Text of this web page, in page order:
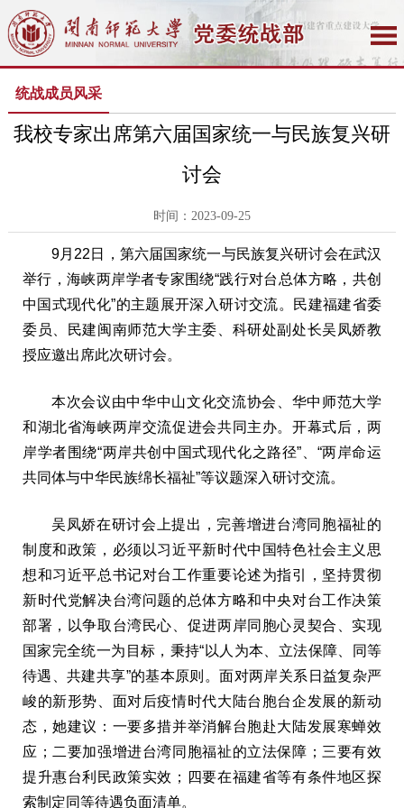
统战成员风采
我校专家出席第六届国家统一与民族复兴研
讨会
时间：2023-09-25
9月22日，第六届国家统一与民族复兴研讨会在武汉
举行，海峡两岸学者专家围绕“践行对台总体方略，共创
中国式现代化”的主题展开深入研讨交流。民建福建省委
委员、民建闽南师范大学主委、科研处副处长吴凤娇教
授应邀出席此次研讨会。
本次会议由中华中山文化交流协会、华中师范大学
和湖北省海峡两岸交流促进会共同主办。开幕式后，两
岸学者围绕“两岸共创中国式现代化之路径”、“两岸命运
共同体与中华民族绵长福祉”等议题深入研讨交流。
吴凤娇在研讨会上提出，完善增进台湾同胞福祉的
制度和政策，必须以习近平新时代中国特色社会主义思
想和习近平总书记对台工作重要论述为指引，坚持贯彻
新时代党解决台湾问题的总体方略和中央对台工作决策
部署，以争取台湾民心、促进两岸同胞心灵契合、实现
国家完全统一为目标，秉持“以人为本、立法保障、同等
待遇、共建共享”的基本原则。面对两岸关系日益复杂严
峻的新形势、面对后疫情时代大陆台胞台企发展的新动
态，她建议：一要多措并举消解台胞赴大陆发展寒蝉效
应；二要加强增进台湾同胞福祉的立法保障；三要有效
提升惠台利民政策实效；四要在福建省等有条件地区探
索制定同等待遇负面清单。